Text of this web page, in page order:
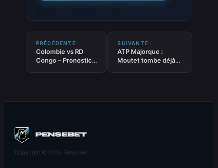
PRÉCÉDENTE :
Colombie vs RD
Congo – Pronostic
SUIVANTE :
ATP Majorque :
Moutet tombe déjà,
Copyright © 2026 PenseBet